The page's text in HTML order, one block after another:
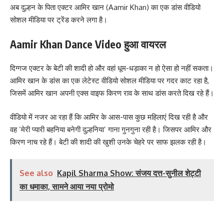
अब दुल्हन के पिता एक्टर आमिर खान (Aamir Khan) का एक डांस वीडियो
सोशल मीडिया पर ट्रेंड करने लगा है।
Aamir Khan Dance Video हुआ वायरल
दिग्गज एक्टर के बेटी की शादी हो और वहां धूम-धड़ाका न हो ऐसा हो नहीं सकता।
आमिर खान के डांस का एक लेटेस्ट वीडियो सोशल मीडिया पर गदर काट रहा है,
जिसमें आमिर खान अपनी एक्स वाइफ किरण राव के साथ डांस करते दिख रहे हैं।
वीडियो में नजर आ रहा हैं कि आमिर के आस-पास कुछ महिलाएं दिख रही है और
वह ‘मेरी प्यारी बहनिया बनेगी दुल्हनिया’ गाना गुनगुना रही है। जिसपर आमिर और
किरण नाच रहे हैं। बेटी की शादी की खुशी उनके चेहरे पर साफ झलक रही है।
See also Kapil Sharma Show: संजय दत्त-सुनील शेट्टी
का धमाका, सामने आया नया प्रोमो